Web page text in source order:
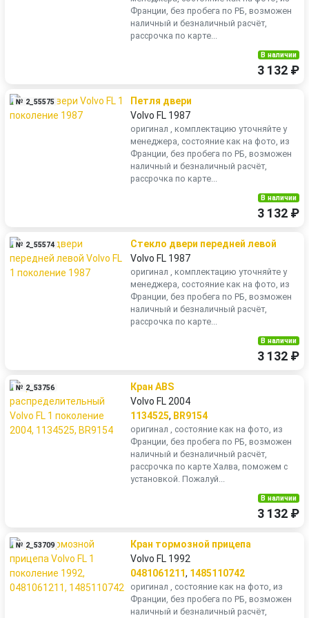
Франции, без пробега по РБ, возможен
наличный и безналичный расчёт,
рассрочка по карте...
В наличии
3 132 ₽
№ 2_55575
Петля двери
Volvo FL 1987
оригинал , комплектацию уточняйте у
менеджера, состояние как на фото, из
Франции, без пробега по РБ, возможен
наличный и безналичный расчёт,
рассрочка по карте...
В наличии
3 132 ₽
№ 2_55574
Стекло двери передней левой
Volvo FL 1987
оригинал , комплектацию уточняйте у
менеджера, состояние как на фото, из
Франции, без пробега по РБ, возможен
наличный и безналичный расчёт,
рассрочка по карте...
В наличии
3 132 ₽
№ 2_53756
Кран ABS
Volvo FL 2004
1134525, BR9154
оригинал , состояние как на фото, из
Франции, без пробега по РБ, возможен
наличный и безналичный расчёт,
рассрочка по карте Халва, поможем с
установкой. Пожалуй...
В наличии
3 132 ₽
№ 2_53709
Кран тормозной прицепа
Volvo FL 1992
0481061211, 1485110742
оригинал , состояние как на фото, из
Франции, без пробега по РБ, возможен
наличный и безналичный расчёт,